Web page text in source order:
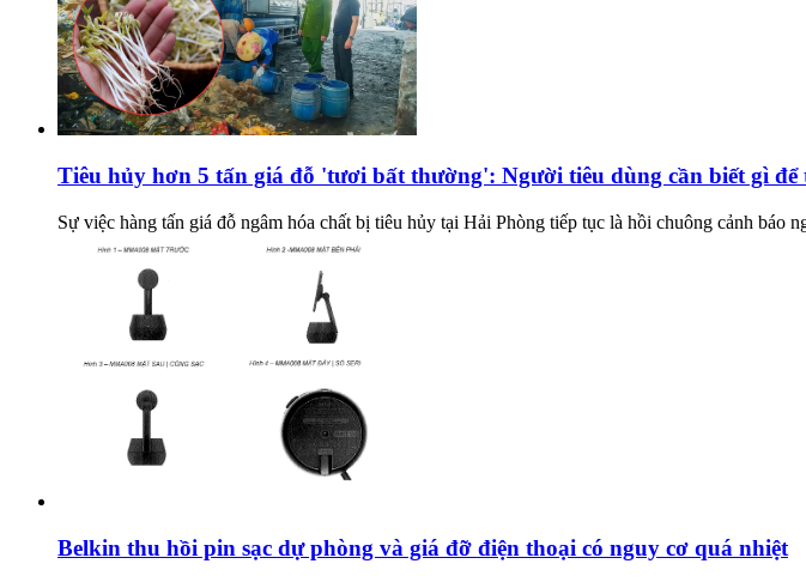
Tiêu hủy hơn 5 tấn giá đỗ 'tươi bất thường': Người tiêu dùng cần biết gì
Sự việc hàng tấn giá đỗ ngâm hóa chất bị tiêu hủy tại Hải Phòng tiếp tục là hồi chuông cảnh báo
Belkin thu hồi pin sạc dự phòng và giá đỡ điện thoại có nguy cơ quá nhiệt